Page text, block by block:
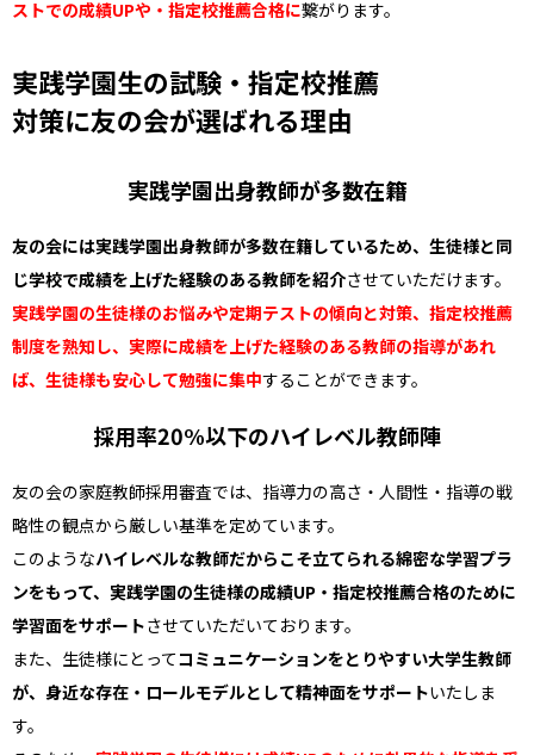
ストでの成績UPや・指定校推薦合格に繋がります。
実践学園生の試験・指定校推薦
対策に友の会が選ばれる理由
実践学園出身教師が多数在籍
友の会には実践学園出身教師が多数在籍しているため、生徒様と同
じ学校で成績を上げた経験のある教師を紹介させていただけます。
実践学園の生徒様のお悩みや定期テストの傾向と対策、指定校推薦
制度を熟知し、実際に成績を上げた経験のある教師の指導があれ
ば、生徒様も安心して勉強に集中することができます。
採用率20%以下のハイレベル教師陣
友の会の家庭教師採用審査では、指導力の高さ・人間性・指導の戦
略性の観点から厳しい基準を定めています。
このようなハイレベルな教師だからこそ立てられる綿密な学習プラ
ンをもって、実践学園の生徒様の成績UP・指定校推薦合格のために
学習面をサポートさせていただいております。
また、生徒様にとってコミュニケーションをとりやすい大学生教師
が、身近な存在・ロールモデルとして精神面をサポートいたしま
す。